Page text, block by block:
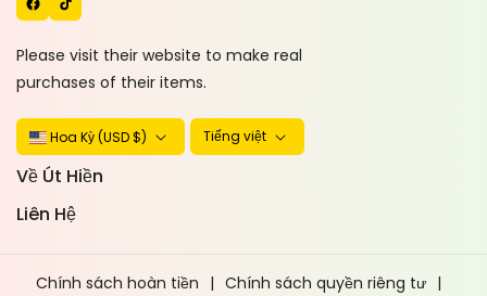
B
O
O
T
O
K
Please visit their website to make real
purchases of their items.
Hoa Kỳ (USD $) Tiếng việt
Về Út Hiền
Liên Hệ
Chính sách hoàn tiền Chính sách quyền riêng tư